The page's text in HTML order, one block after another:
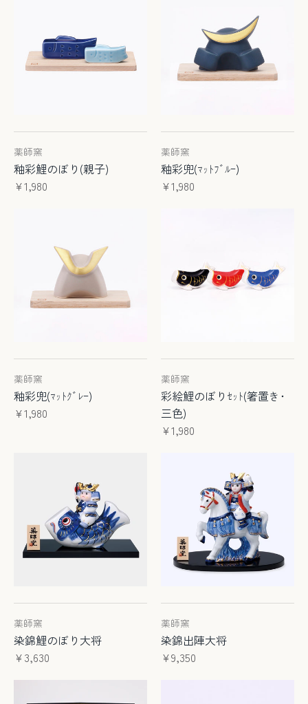
薬師窯
釉彩鯉のぼり(親子)
¥1,980
薬師窯
釉彩兜(ﾏｯﾄﾌﾞﾙｰ)
¥1,980
薬師窯
釉彩兜(ﾏｯﾄｸﾞﾚｰ)
¥1,980
薬師窯
彩絵鯉のぼりｾｯﾄ(箸置き･
三色)
¥1,980
薬師窯
染錦鯉のぼり大将
¥3,630
薬師窯
染錦出陣大将
¥9,350